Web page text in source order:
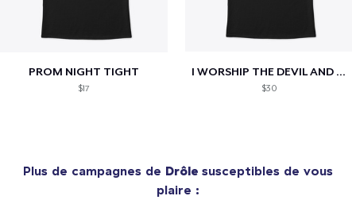
PROM NIGHT TIGHT
$17
I WORSHIP THE DEVIL AND SUPPORT THE...
$30
Plus de campagnes de Drôle susceptibles de vous
plaire :